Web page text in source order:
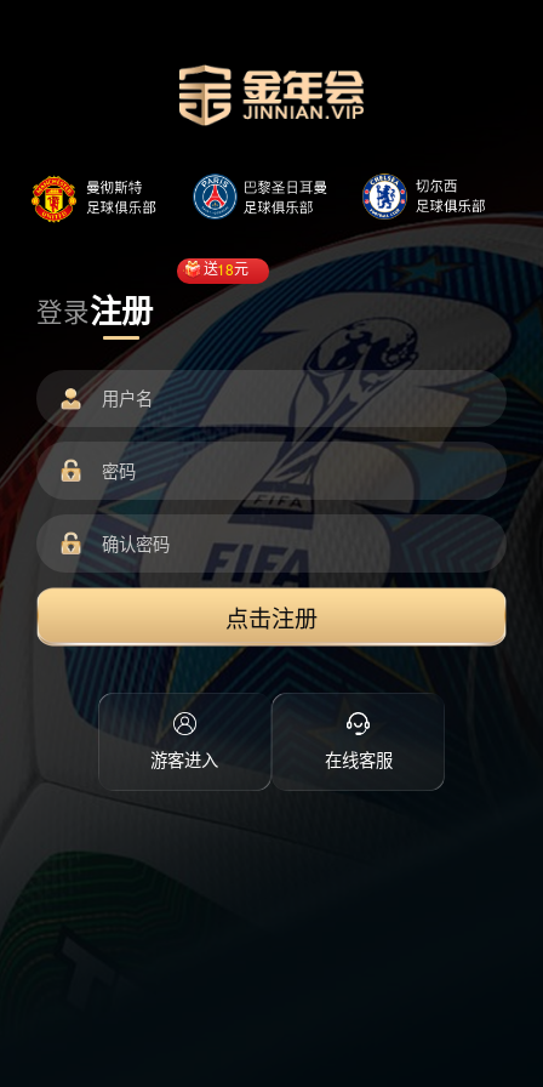
登录注册
送18元
点击注册
游客进入 在线客服